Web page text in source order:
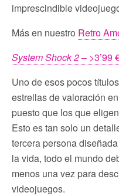
imprescindible
Más en nuestro Retro
System Shock 2– >3’99
Uno de esos pocos
estrellas de valoración
puesto que los que
Esto es tan solo un
tercera persona
la vida, todo el mundo
menos una vez para
videojuegos.